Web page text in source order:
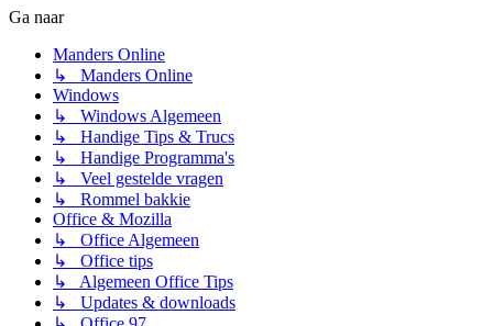
Ga naar
Manders Online
↳ Manders Online
Windows
↳ Windows Algemeen
↳ Handige Tips & Trucs
↳ Handige Programma's
↳ Veel gestelde vragen
↳ Rommel bakkie
Office & Mozilla
↳ Office Algemeen
↳ Office tips
↳ Algemeen Office Tips
↳ Updates & downloads